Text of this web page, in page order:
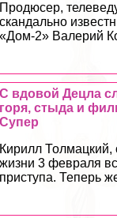
Продюсер,
скандально
«Дом-2» Валерий
С вдовой Децла
горя, стыда и
Супер
Кирилл
жизни 3 февраля
приступа. Теперь